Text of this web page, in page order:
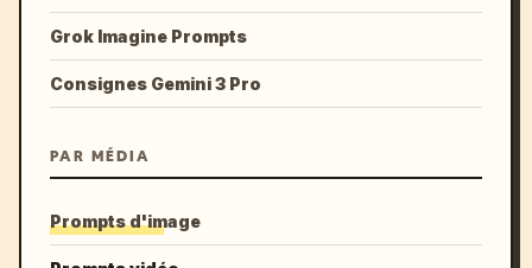
Grok Imagine Prompts
Consignes Gemini 3 Pro
PAR MÉDIA
Prompts d'image